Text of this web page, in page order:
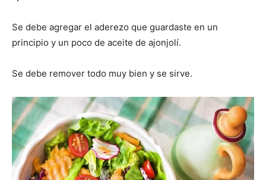
Se debe agregar el aderezo que guardaste en un
principio y un poco de aceite de ajonjolí.
Se debe remover todo muy bien y se sirve.